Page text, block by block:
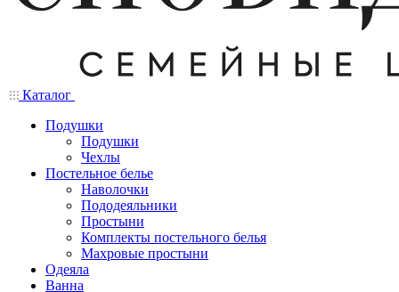
Каталог
Подушки
Подушки
Чехлы
Постельное белье
Наволочки
Пододеяльники
Простыни
Комплекты постельного белья
Махровые простыни
Одеяла
Ванна